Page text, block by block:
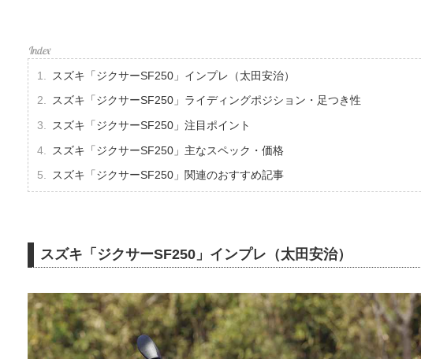
スズキ「ジクサーSF250」インプレ（太田安治）
スズキ「ジクサーSF250」ライディングポジション・足つき性
スズキ「ジクサーSF250」注目ポイント
スズキ「ジクサーSF250」主なスペック・価格
スズキ「ジクサーSF250」関連のおすすめ記事
スズキ「ジクサーSF250」インプレ（太田安治）